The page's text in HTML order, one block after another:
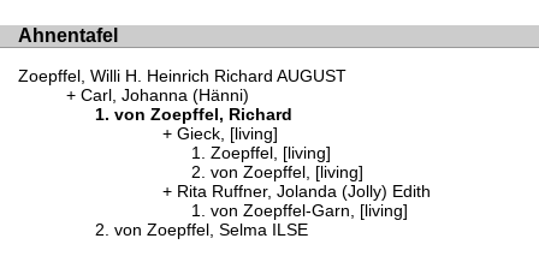
Ahnentafel
Zoepffel, Willi H. Heinrich Richard AUGUST
Carl, Johanna (Hänni)
von Zoepffel, Richard
Gieck, [living]
Zoepffel, [living]
von Zoepffel, [living]
Rita Ruffner, Jolanda (Jolly) Edith
von Zoepffel-Garn, [living]
von Zoepffel, Selma ILSE